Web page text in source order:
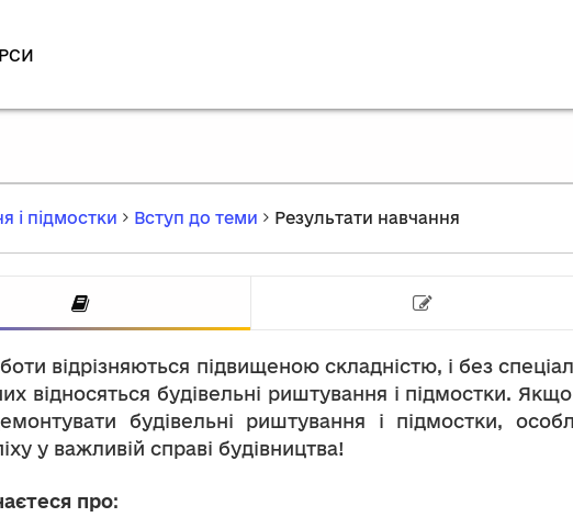
і підмостки Вступ до теми Результати навчання
Результати навчання
відрізняються підвищеною складністю, і без
відносяться будівельні риштування і підмостки.
будівельні риштування і підмостки,
у важливій справі будівництва!
про: